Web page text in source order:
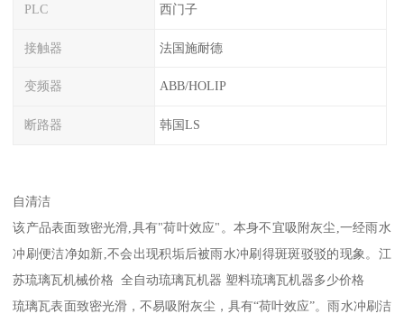
PLC 西门子
接触器 法国施耐德
变频器 ABB/HOLIP
断路器 韩国LS
自清洁
该产品表面致密光滑,具有"荷叶效应"。本身不宜吸附灰尘,一经雨水
冲刷便洁净如新,不会出现积垢后被雨水冲刷得斑斑驳驳的现象。江
苏琉璃瓦机械价格 全自动琉璃瓦机器 塑料琉璃瓦机器多少价格
琉璃瓦表面致密光滑，不易吸附灰尘，具有“荷叶效应”。雨水冲刷洁